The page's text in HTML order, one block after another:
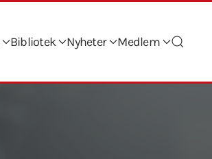
Bibliotek Nyheter Medlem